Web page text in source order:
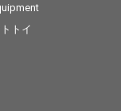
トイ